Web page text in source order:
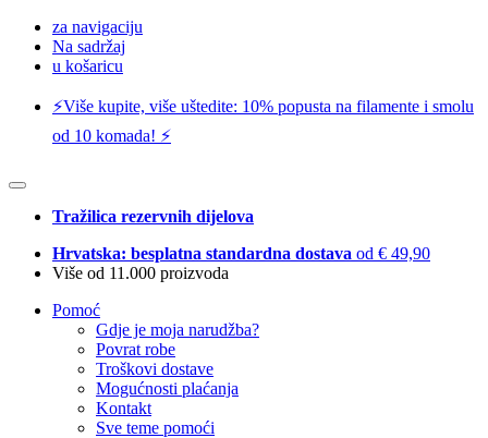
za navigaciju
Na sadržaj
u košaricu
⚡️Više kupite, više uštedite: 10% popusta na filamente i smolu
od 10 komada! ⚡️
Tražilica rezervnih dijelova
Hrvatska: besplatna standardna dostava od € 49,90
Više od 11.000 proizvoda
Pomoć
Gdje je moja narudžba?
Povrat robe
Troškovi dostave
Mogućnosti plaćanja
Kontakt
Sve teme pomoći